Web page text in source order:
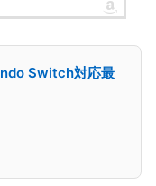
Switch対応最